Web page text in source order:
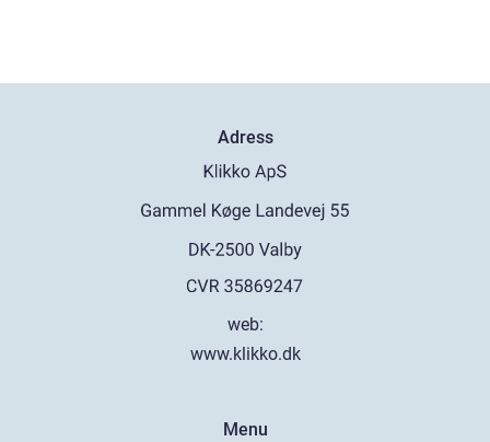
Adress
web:
www.klikko.dk
Menu